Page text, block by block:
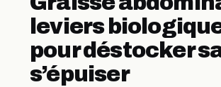
leviers
pour déstocker
s’épuiser